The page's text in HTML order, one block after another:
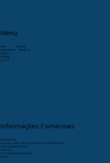
Menu
Início
Læristaðr
Quem somos
VikingCast
Notícias
Publique
Livraria
Informações Comerciais
Atendimento:
Segunda a sexta-feira das 8h as 17h (exceto feriado)
Livraria Especializada:
24 horas
Prazo de Entrega (Brasil):
30 dias